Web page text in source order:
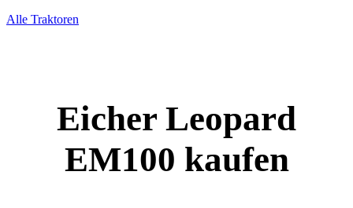
Alle Traktoren
Eicher Leopard
EM100 kaufen